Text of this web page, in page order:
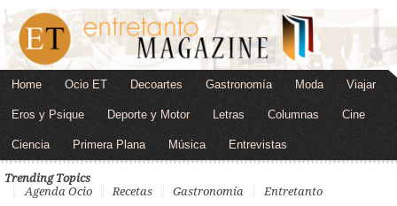
Home Ocio ET Decoartes Gastronomía Moda Viajar
Eros y Psique Deporte y Motor Letras Columnas Cine
Ciencia Primera Plana Música Entrevistas
Trending Topics
Agenda Ocio
Recetas Gastronomía Entretanto